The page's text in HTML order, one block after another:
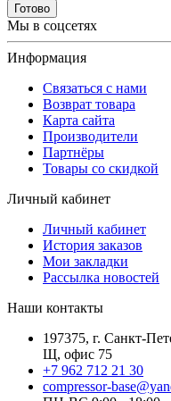
Готово
Мы в соцсетях
Информация
Связаться с нами
Возврат товара
Карта сайта
Производители
Партнёры
Товары со скидкой
Личный кабинет
Личный кабинет
История заказов
Мои закладки
Рассылка новостей
Наши контакты
197375, г. Санкт-
Щ, офис 75
+7 962 712 21 30
compressor-